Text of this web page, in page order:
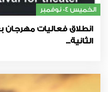
الخميس 04 نوفمبر
انطلاق فعاليات مهرجان
الثانية...